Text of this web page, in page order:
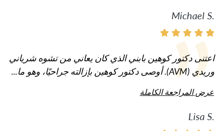
Michael S.
اعتنى دكتور كوهين بابني الذي كان يعاني من تشوه شرياني
وريدي (AVM). أوصى دكتور كوهين بإزالته جراحيًا، وهو ما...
عرض المراجعة الكاملة
Lisa S.